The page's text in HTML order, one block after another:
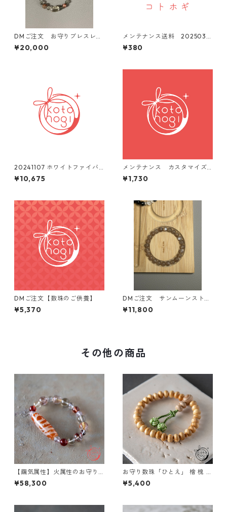
DMご注文 お守りブレスレッ
ト・お守り数珠2点 メンテナ
ンス＆組み換え M様
¥20,000
メンテナンス送料 2025032
4
¥380
20241107 ホワイトファイバ
ラス✖️ブラウンムーンストーン
白檀八分香 おまとめページ
¥10,675
メンテナンス カスタマイズ
用 ブレスレットのお直し
¥1,730
DMご注文【数珠のご供養】
¥5,370
DMご注文 サンムーンストー
ン オーダーメイドブレスレ
ット
¥11,800
その他の商品
【繭気属性】火属性のお守り
ブレスレット「祝り」 レッド
ルチルクォーツ チベットアン
¥58,300
お守り数珠「ひとえ」 檜 槐 略
式念珠【恋愛運・縁結び】
¥5,400